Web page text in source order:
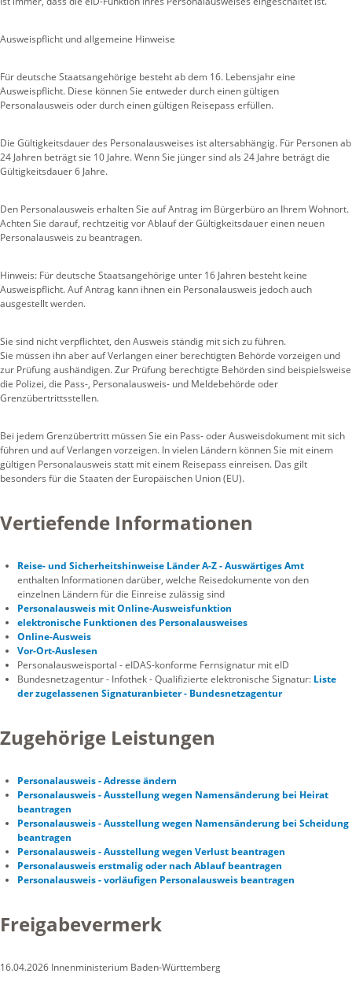
Ausweispflicht und allgemeine Hinweise
Für deutsche Staatsangehörige besteht ab dem 16. Lebensjahr eine
Ausweispflicht. Diese können Sie entweder durch einen gültigen
Personalausweis oder durch einen gültigen Reisepass erfüllen.
Die Gültigkeitsdauer des Personalausweises ist altersabhängig. Für Personen ab
24 Jahren beträgt sie 10 Jahre. Wenn Sie jünger sind als 24 Jahre beträgt die
Gültigkeitsdauer 6 Jahre.
Den Personalausweis erhalten Sie auf Antrag im Bürgerbüro an Ihrem Wohnort.
Achten Sie darauf, rechtzeitig vor Ablauf der Gültigkeitsdauer einen neuen
Personalausweis zu beantragen.
Hinweis: Für deutsche Staatsangehörige unter 16 Jahren besteht keine
Ausweispflicht. Auf Antrag kann ihnenein Personalausweis jedoch auch
ausgestellt werden.
Sie sind nicht verpflichtet, den Ausweis ständig mit sich zu führen.
Sie müssen ihn aber auf Verlangen einer berechtigten Behörde vorzeigen und
zur Prüfung aushändigen. Zur Prüfung berechtigte Behörden sind beispielsweise
die Polizei, die Pass-, Personalausweis- und Meldebehörde oder
Grenzübertrittsstellen.
Bei jedem Grenzübertritt müssen Sie ein Pass- oder Ausweisdokument mit sich
führen und auf Verlangen vorzeigen. In vielen Ländern können Sie mit einem
gültigen Personalausweis statt mit einem Reisepass einreisen. Das gilt
besonders für die Staaten der Europäischen Union (EU).
Vertiefende Informationen
Reise- und Sicherheitshinweise Länder A-Z - Auswärtiges Amt
enthalten Informationen darüber, welche Reisedokumente von den
einzelnen Ländern für die Einreise zulässig sind
Personalausweis mit Online-Ausweisfunktion
elektronische Funktionen des Personalausweises
Online-Ausweis
Vor-Ort-Auslesen
Personalausweisportal - eIDAS-konforme Fernsignatur mit eID
Bundesnetzagentur - Infothek - Qualifizierte elektronische Signatur: Liste
der zugelassenen Signaturanbieter - Bundesnetzagentur
Zugehörige Leistungen
Personalausweis - Adresse ändern
Personalausweis - Ausstellung wegen Namensänderung bei Heirat
beantragen
Personalausweis - Ausstellung wegen Namensänderung bei Scheidung
beantragen
Personalausweis - Ausstellung wegen Verlust beantragen
Personalausweis erstmalig oder nach Ablauf beantragen
Personalausweis - vorläufigen Personalausweis beantragen
Freigabevermerk
16.04.2026 Innenministerium Baden-Württemberg